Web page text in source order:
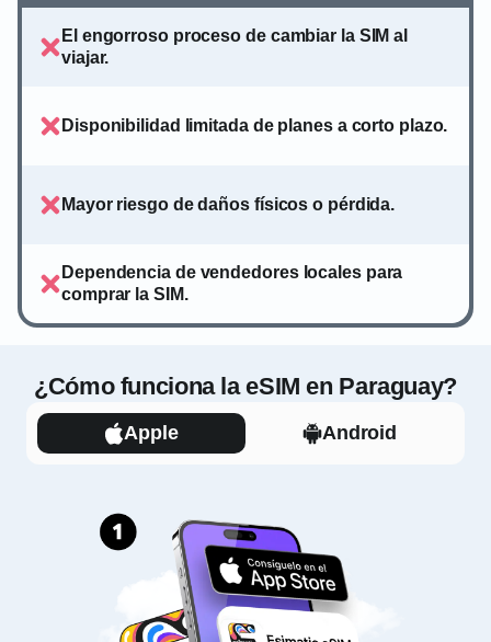
El engorroso proceso de cambiar la SIM al
viajar.
Disponibilidad limitada de planes a corto plazo.
Mayor riesgo de daños físicos o pérdida.
Dependencia de vendedores locales para
comprar la SIM.
¿Cómo funciona la eSIM en Paraguay?
Apple Android